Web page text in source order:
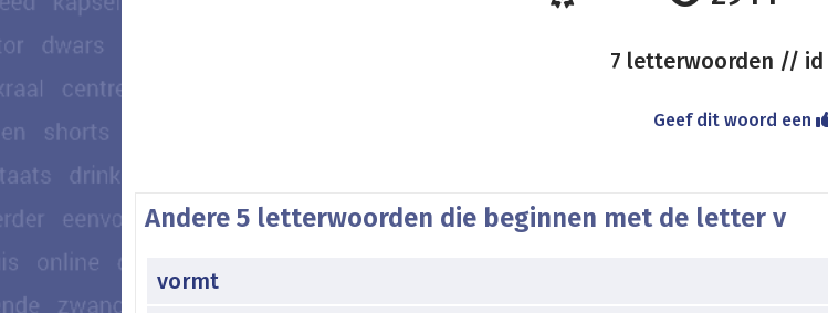
7 letterwoorden // id
Geef dit woord een
Andere 5 letterwoorden die beginnen met de letter v
vormt